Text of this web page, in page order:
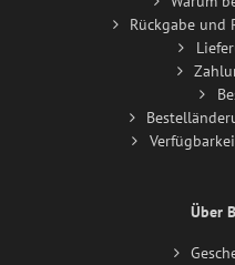
Rückgabe und
Über